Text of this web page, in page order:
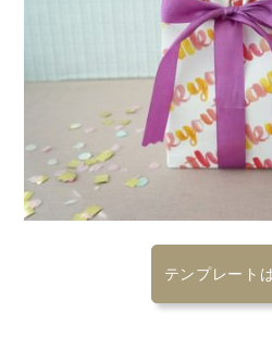
テンプレート